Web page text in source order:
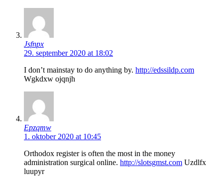
Jsfnpx
29. september 2020 at 18:02
I don’t mainstay to do anything by. http://edssildp.com
Wgkdxw ojqnjh
Epzqmw
1. oktober 2020 at 10:45
Orthodox register is often the most in the money
administration surgical online. http://slotsgmst.com Uzdlfx
luupyr